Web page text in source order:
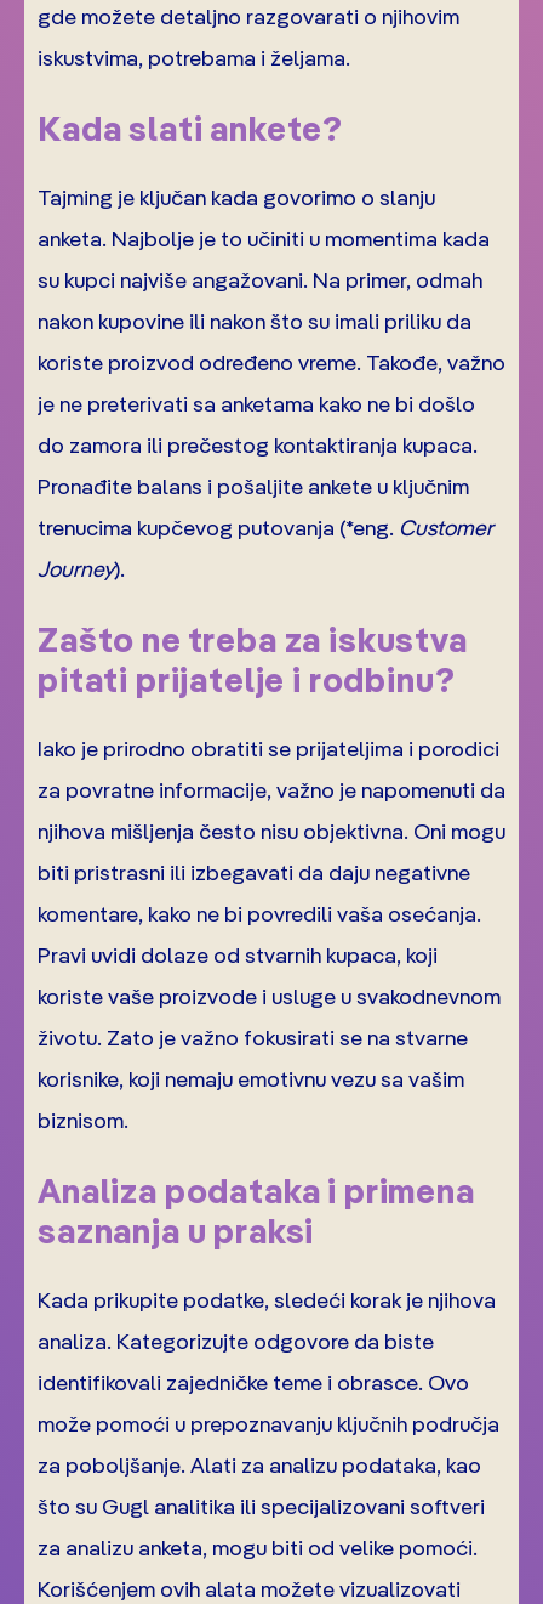
gde možete detaljno razgovarati o njihovim
iskustvima, potrebama i željama.
Kada slati ankete?
Tajming je ključan kada govorimo o slanju
anketa. Najbolje je to učiniti u momentima kada
su kupci najviše angažovani. Na primer, odmah
nakon kupovine ili nakon što su imali priliku da
koriste proizvod određeno vreme. Takođe, važno
je ne preterivati sa anketama kako ne bi došlo
do zamora ili prečestog kontaktiranja kupaca.
Pronađite balans i pošaljite ankete u ključnim
trenucima kupčevog putovanja (*eng. Customer
Journey).
Zašto ne treba za iskustva
pitati prijatelje i rodbinu?
Iako je prirodno obratiti se prijateljima i porodici
za povratne informacije, važno je napomenuti da
njihova mišljenja često nisu objektivna. Oni mogu
biti pristrasni ili izbegavati da daju negativne
komentare, kako ne bi povredili vaša osećanja.
Pravi uvidi dolaze od stvarnih kupaca, koji
koriste vaše proizvode i usluge u svakodnevnom
životu. Zato je važno fokusirati se na stvarne
korisnike, koji nemaju emotivnu vezu sa vašim
biznisom.
Analiza podataka i primena
saznanja u praksi
Kada prikupite podatke, sledeći korak je njihova
analiza. Kategorizujte odgovore da biste
identifikovali zajedničke teme i obrasce. Ovo
može pomoći u prepoznavanju ključnih područja
za poboljšanje. Alati za analizu podataka, kao
što su Gugl analitika ili specijalizovani softveri
za analizu anketa, mogu biti od velike pomoći.
Korišćenjem ovih alata možete vizualizovati